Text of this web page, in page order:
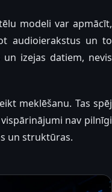
modeli var apmācīt,
audioierakstus un to
izejas datiem, nevis
meklēšanu. Tas spēj
nav pilnīgi
un struktūras.